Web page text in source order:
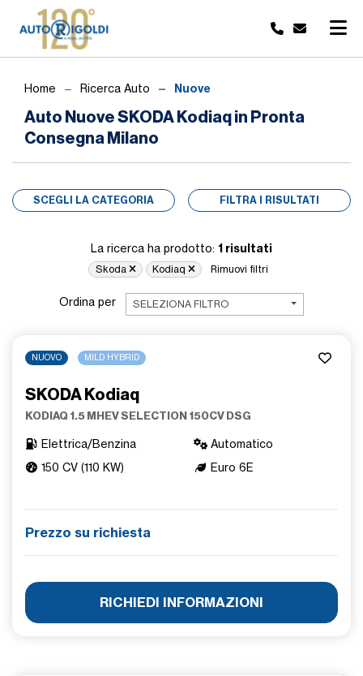
Auto Nuove SKODA Kodiaq in Pronta
Consegna Milano
Home Ricerca Auto Nuove
SCEGLI LA CATEGORIA FILTRA I RISULTATI
La ricerca ha prodotto: 1 risultati
Skoda Kodiaq Rimuovi filtri
Ordina per SELEZIONA FILTRO
NUOVO MILD HYBRID
SKODA Kodiaq
KODIAQ 1.5 MHEV SELECTION 150CV DSG
Elettrica/Benzina
Automatico
150 CV (110 KW)
Euro 6E
Prezzo su richiesta
RICHIEDI INFORMAZIONI